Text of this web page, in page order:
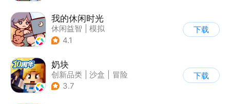
我的休闲时光
休闲益智
模拟
4.1
下载
奶块
创新品类 沙盒
冒险
| 开放世界
3.7
下载